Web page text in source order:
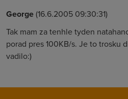
George(16.6.2005 09:30:31)
Tak mam za tenhle tyden
porad pres 100KB/s. Je to trosku
vadilo:)